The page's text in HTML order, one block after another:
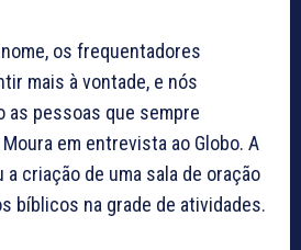
nome, os frequentadores
mais à vontade, e nós
as pessoas que sempre
em entrevista ao Globo. A
criação de uma sala de oração
bíblicos na grade de atividades.